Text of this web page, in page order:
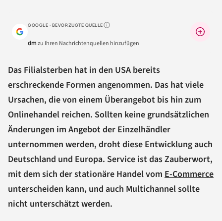
GOOGLE · BEVORZUGTE QUELLEWarum lohnt sich das?
dmzu Ihren Nachrichtenquellen hinzufügen
Das Filialsterben hat in den USA bereits
erschreckende Formen angenommen. Das hat viele
Ursachen, die von einem Überangebot bis hin zum
Onlinehandel reichen. Sollten keine grundsätzlichen
Änderungen im Angebot der Einzelhändler
unternommen werden, droht diese Entwicklung auch
Deutschland und Europa. Service ist das Zauberwort,
mit dem sich der stationäre Handel vom E-Commerce
unterscheiden kann, und auch Multichannel sollte
nicht unterschätzt werden.